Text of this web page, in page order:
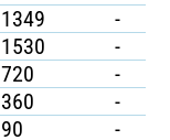
1349 -
1530 -
720 -
360 -
90 -